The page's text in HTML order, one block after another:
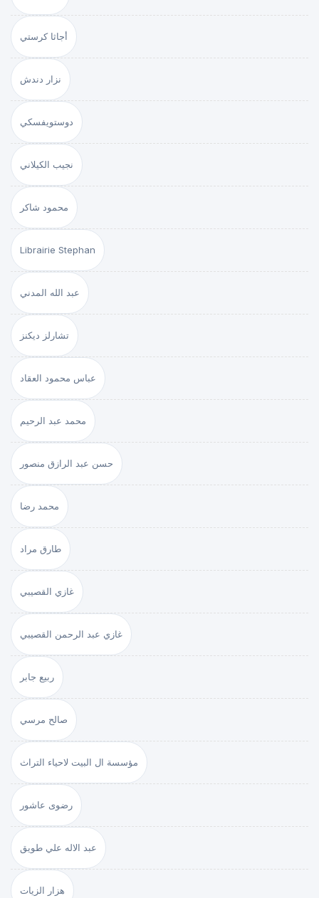
أجاثا كرستي
نزار دندش
دوستويفسكي
نجيب الكيلاني
محمود شاكر
Librairie Stephan
عبد الله المدني
تشارلز ديكنز
عباس محمود العقاد
محمد عبد الرحيم
حسن عبد الرازق منصور
محمد رضا
طارق مراد
غازي القصيبي
غازي عبد الرحمن القصيبي
ربيع جابر
صالح مرسي
مؤسسة ال البيت لاحياء التراث
رضوى عاشور
عبد الاله علي طويق
هزار الزيات